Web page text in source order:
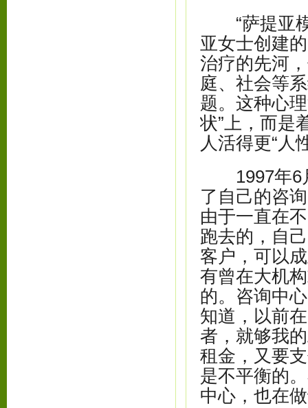
“萨提亚模
亚女士创建
治疗的先河
庭、社会等
题。这种心
状”上，而是
人活得更“人
1997年6月
了自己的咨
由于一直在
跑去的，自
客户，可以
有曾在大机
的。咨询中
知道，以前
者，就够我
租金，又要
是不平衡的
中心，也在